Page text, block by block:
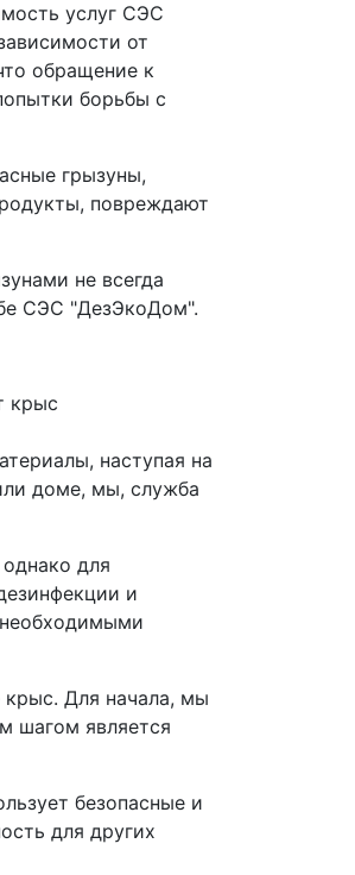
услуг СЭС
от
обращение к
борьбы с
грызуны,
повреждают
не всегда
СЭС "ДезЭкоДом".
наступая на
доме, мы, служба
для
и
крыс. Для начала, мы
шагом является
безопасные и
для других